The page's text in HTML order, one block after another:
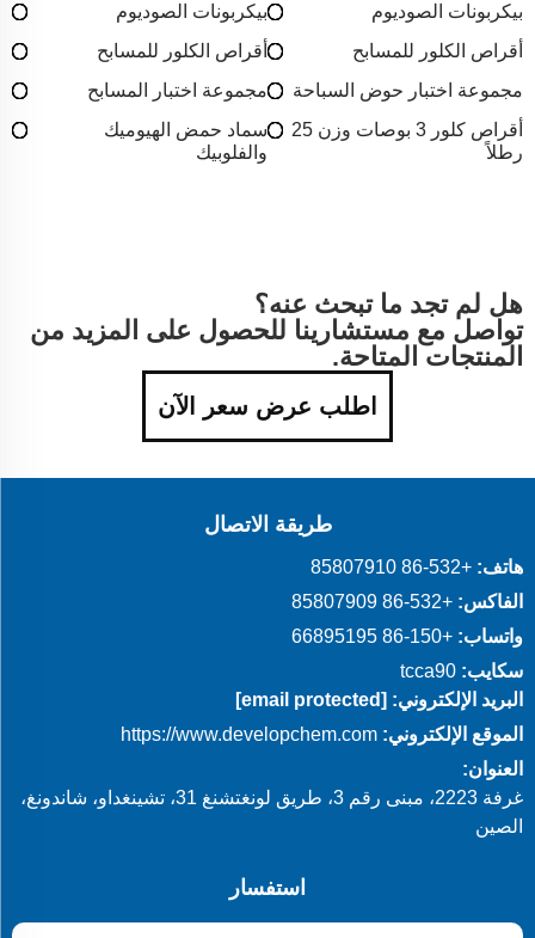
بيكربونات الصوديوم
بيكربونات الصوديوم
أقراص الكلور للمسابح
أقراص الكلور للمسابح
مجموعة اختبار حوض السباحة
مجموعة اختبار المسابح
أقراص كلور 3 بوصات وزن 25
رطلاً
سماد حمض الهيوميك
والفلوبيك
هل لم تجد ما تبحث عنه؟
تواصل مع مستشارينا للحصول على المزيد من
المنتجات المتاحة.
اطلب عرض سعر الآن
طريقة الاتصال
هاتف: +86-532 85807910
الفاكس: +86-532 85807909
واتساب: +86-150 66895195
سكايب: tcca90
البريد الإلكتروني: [email protected]
الموقع الإلكتروني: https://www.developchem.com
العنوان:
غرفة 2223، مبنى رقم 3، طريق لونغتشنغ 31، تشينغداو، شاندونغ،
الصين
استفسار